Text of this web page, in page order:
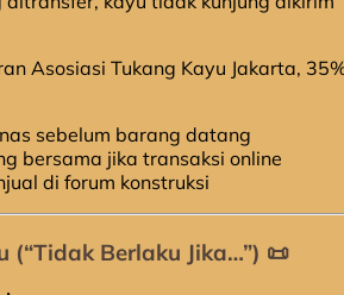
Asosiasi Tukang Kayu Jakarta,
sebelum barang datang
bersama jika transaksi online
di forum konstruksi
(“Tidak Berlaku Jika…”) 📜